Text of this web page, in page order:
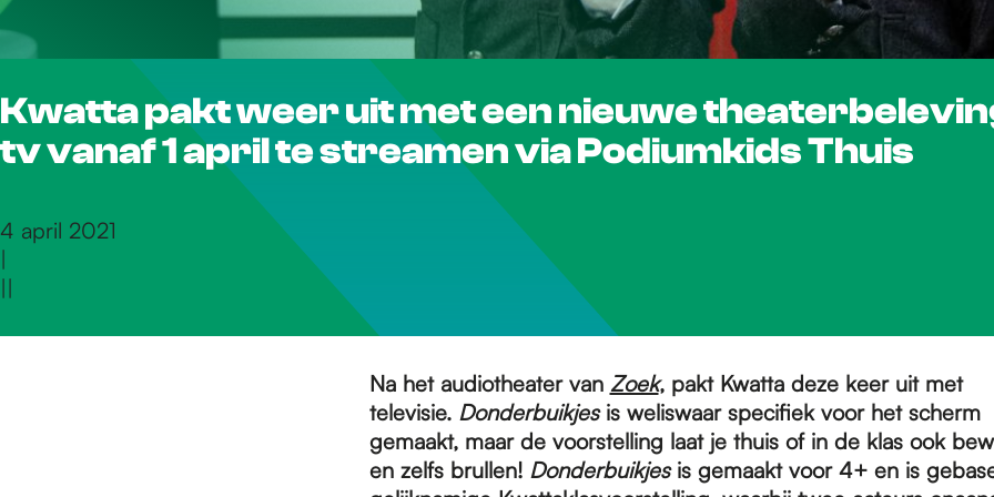
Kwatta pakt weer uit met een nieuwe
tv vanaf 1 april te streamen via Podiumkids Thuis
4 april 2021
|
||
Na het audiotheater van Zoek, pakt Kwatta deze keer uit met
televisie. Donderbuikjesis weliswaar specifiek voor het scherm
gemaakt, maar de voorstelling laat je thuis of in de klas ook
en zelfs brullen! Donderbuikjesis gemaakt voor 4+ en is